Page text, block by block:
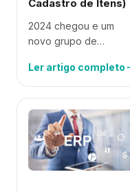
Cadastro de Itens)
2024 chegou e um
novo grupo de
industriais ou
equiparados e
atacadistas, adere à
entrega dos dados do
Bloco K do SPED EFD
ICMS/IPI,…
Ler artigo completo